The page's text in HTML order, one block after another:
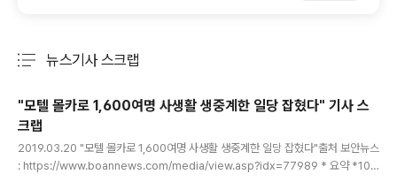
뉴스기사 스크랩
"모텔 몰카로 1,600여명 사생활 생중계한 일당 잡혔다" 기사 스
크랩
2019.03.20 "모텔 몰카로 1,600여명 사생활 생중계한 일당 잡혔다"출처 보안뉴스
: https://www.boannews.com/media/view.asp?idx=77989 * 요약 *10